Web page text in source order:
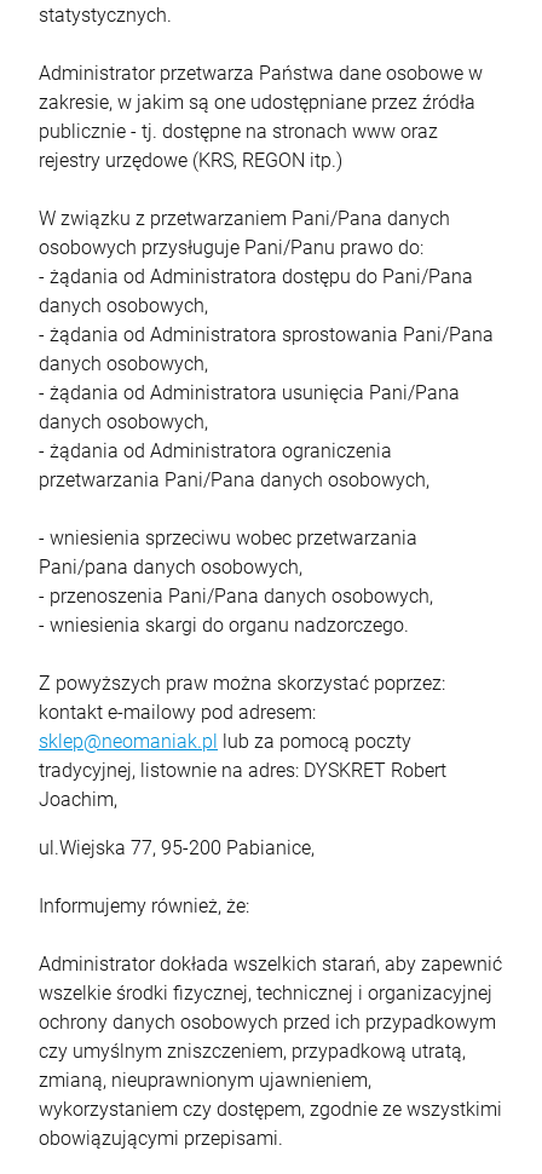
statystycznych.
Administrator przetwarza Państwa dane osobowe w
zakresie, w jakim są one udostępniane przez źródła
publicznie - tj. dostępne na stronach www oraz
rejestry urzędowe (KRS, REGON itp.)
W związku z przetwarzaniem Pani/Pana danych
osobowych przysługuje Pani/Panu prawo do:
- żądania od Administratora dostępu do Pani/Pana
danych osobowych,
- żądania od Administratora sprostowania Pani/Pana
danych osobowych,
- żądania od Administratora usunięcia Pani/Pana
danych osobowych,
- żądania od Administratora ograniczenia
przetwarzania Pani/Pana danych osobowych,
- wniesienia sprzeciwu wobec przetwarzania
Pani/pana danych osobowych,
- przenoszenia Pani/Pana danych osobowych,
- wniesienia skargi do organu nadzorczego.
Z powyższych praw można skorzystać poprzez:
kontakt e-mailowy pod adresem:
sklep@neomaniak.pl
lub za pomocą poczty
tradycyjnej, listownie na adres: DYSKRET Robert
Joachim,
ul.Wiejska 77, 95-200 Pabianice,
Informujemy również, że:
Administrator dokłada wszelkich starań, aby zapewnić
wszelkie środki fizycznej, technicznej i organizacyjnej
ochrony danych osobowych przed ich przypadkowym
czy umyślnym zniszczeniem, przypadkową utratą,
zmianą, nieuprawnionym ujawnieniem,
wykorzystaniem czy dostępem, zgodnie ze wszystkimi
obowiązującymi przepisami.